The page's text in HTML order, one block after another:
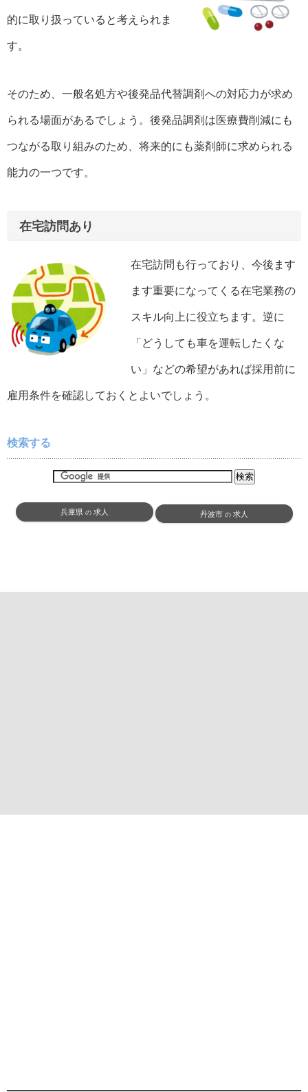
的に取り扱っていると考えられま
す。
そのため、一般名処方や後発品代替調剤への対応力が求め
られる場面があるでしょう。後発品調剤は医療費削減にも
つながる取り組みのため、将来的にも薬剤師に求められる
能力の一つです。
在宅訪問あり
在宅訪問も行っており、今後ます
ます重要になってくる在宅業務の
スキル向上に役立ちます。逆に
「どうしても車を運転したくな
い」などの希望があれば採用前に
雇用条件を確認しておくとよいでしょう。
検索する
兵庫県の 求人 丹波市の 求人